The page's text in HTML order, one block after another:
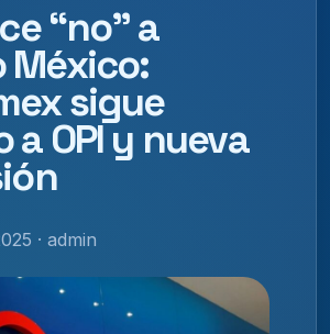
“no” a
México:
sigue
a OPI y nueva
· admin